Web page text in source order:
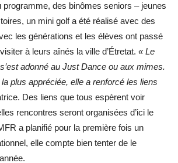
programme, des binômes seniors – jeunes
un mini golf a été réalisé avec des
les générations et les élèves ont passé
à leurs aînés la ville d’Étretat. « Le
adonné au Just Dance ou aux mimes.
plus appréciée, elle a renforcé les liens
Des liens que tous espèrent voir
rencontres seront organisées d’ici le
a planifié pour la première fois un
elle compte bien tenter de le